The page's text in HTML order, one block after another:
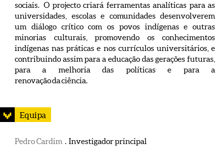
sociais. O projecto criará ferramentas analíticas para as
universidades, escolas e comunidades desenvolverem
um diálogo crítico com os povos indígenas e outras
minorias culturais, promovendo os conhecimentos
indígenas nas práticas e nos currículos universitários, e
contribuindo assim para a educação das gerações futuras,
para a melhoria das políticas e para a
renovação da ciência.
Equipa
Pedro Cardim . Investigador principal